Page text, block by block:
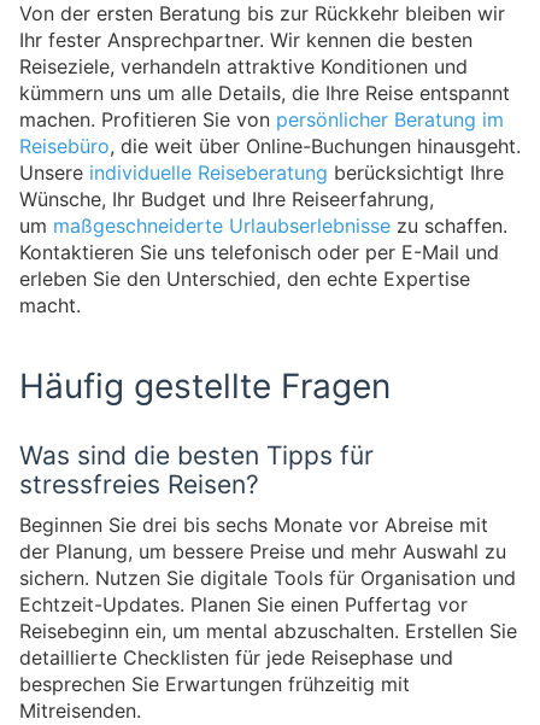
Von der ersten Beratung bis zur Rückkehr bleiben wir
Ihr fester Ansprechpartner. Wir kennen die besten
Reiseziele, verhandeln attraktive Konditionen und
kümmern uns um alle Details, die Ihre Reise entspannt
machen. Profitieren Sie von persönlicher Beratung im
Reisebüro, die weit über Online-Buchungen hinausgeht.
Unsere individuelle Reiseberatung berücksichtigt Ihre
Wünsche, Ihr Budget und Ihre Reiseerfahrung,
um maßgeschneiderte Urlaubserlebnisse zu schaffen.
Kontaktieren Sie uns telefonisch oder per E-Mail und
erleben Sie den Unterschied, den echte Expertise
macht.
Häufig gestellte Fragen
Was sind die besten Tipps für
stressfreies Reisen?
Beginnen Sie drei bis sechs Monate vor Abreise mit
der Planung, um bessere Preise und mehr Auswahl zu
sichern. Nutzen Sie digitale Tools für Organisation und
Echtzeit-Updates. Planen Sie einen Puffertag vor
Reisebeginn ein, um mental abzuschalten. Erstellen Sie
detaillierte Checklisten für jede Reisephase und
besprechen Sie Erwartungen frühzeitig mit
Mitreisenden.